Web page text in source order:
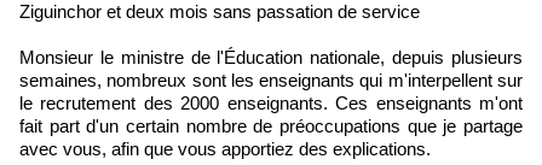
Ziguinchor et deux mois sans passation de service
Monsieur le ministre de l'Éducation nationale, depuis plusieurs
semaines, nombreux sont les enseignants qui m'interpellent sur
le recrutement des 2000 enseignants. Ces enseignants m'ont
fait part d'un certain nombre de préoccupations que je partage
avec vous, afin que vous apportiez des explications.